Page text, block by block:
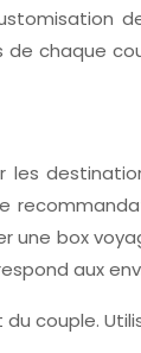
chaque
les
box
aux
couple.